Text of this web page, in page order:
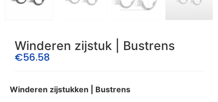
Winderen zijstuk | Bustrens
€56.58
Winderen zijstukken | Bustrens